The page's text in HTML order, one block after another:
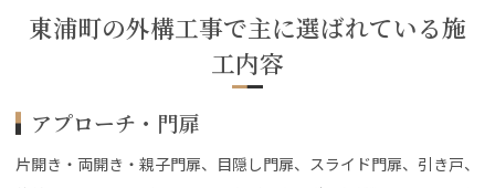
東浦町の外構工事で主に選ばれている施
工内容
アプローチ・門扉
片開き・両開き・親子門扉、目隠し門扉、スライド門扉、引き戸、